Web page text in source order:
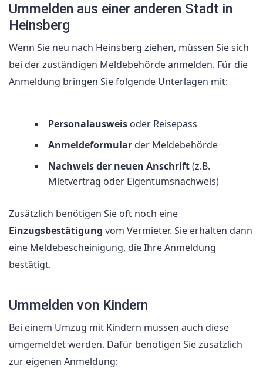
Ummelden aus einer anderen Stadt in
Heinsberg
Wenn Sie neu nach Heinsberg ziehen, müssen Sie sich
bei der zuständigen Meldebehörde anmelden. Für die
Anmeldung bringen Sie folgende Unterlagen mit:
Personalausweis oder Reisepass
Anmeldeformular der Meldebehörde
Nachweis der neuen Anschrift(z.B.
Mietvertrag oder Eigentumsnachweis)
Zusätzlich benötigen Sie oft noch eine
Einzugsbestätigung vom Vermieter. Sie erhalten dann
eine Meldebescheinigung, die Ihre Anmeldung
bestätigt.
Ummelden von Kindern
Bei einem Umzug mit Kindern müssen auch diese
umgemeldet werden. Dafür benötigen Sie zusätzlich
zur eigenen Anmeldung: